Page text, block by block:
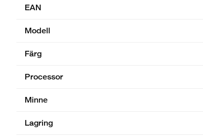
EAN
Modell
Färg
Processor
Minne
Lagring